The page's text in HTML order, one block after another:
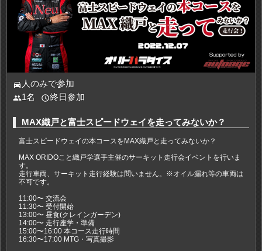
directions_car 人のみで参加
people1名 access_time終日参加
MAX織戸と富士スピードウェイを走ってみないか？
富士スピードウェイの本コースをMAX織戸と走ってみないか？
MAX ORIDOこと織戸学選手主催のサーキット走行会イベントを行いま
す。
走行車両、サーキット走行経験は問いません。※オイル漏れ等の車両は
不可です。
11:00〜 交流会
11:30〜 受付開始
13:00〜 昼食(クレインガーデン)
14:00〜 走行座学・準備
15:00〜16:00 本コース走行時間
16:30〜17:00 MTG・写真撮影